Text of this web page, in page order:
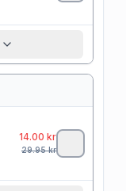
14.00 kr
29.95kr